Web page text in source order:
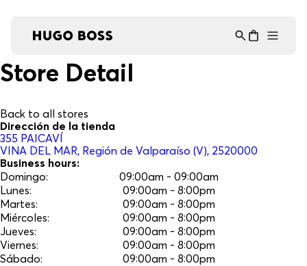
Store Detail
Back to all stores
Dirección de la tienda
355 PAICAVÍ
VINA DEL MAR, Región de Valparaíso (V), 2520000
Business hours:
Domingo:
09:00am - 09:00am
Lunes:
09:00am - 8:00pm
Martes:
09:00am - 8:00pm
Miércoles:
09:00am - 8:00pm
Jueves:
09:00am - 8:00pm
Viernes:
09:00am - 8:00pm
Sábado:
09:00am - 8:00pm
Asistente Virtual
en línea ⋮